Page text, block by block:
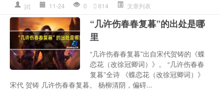
jzj 11-24 0 614 文章列表
“几许伤春春复暮”的出处是哪
里
“几许伤春春复暮”出自宋代贺铸的《蝶
恋花（改徐冠卿词）》。 “几许伤春春
复暮”全诗 《蝶恋花（改徐冠卿词）》
宋代 贺铸 几许伤春春复暮。 杨柳清阴，偏碍...